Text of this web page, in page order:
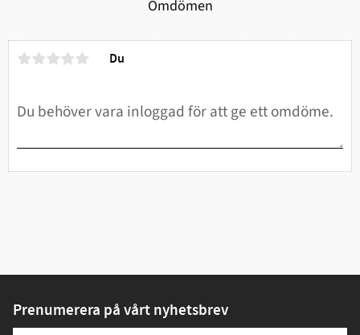
Omdömen
Du
Prenumerera på vårt nyhetsbrev